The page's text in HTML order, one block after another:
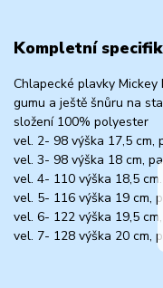
Kompletní
Chlapecké plavky
gumu a ještě šnůru na
složení 100% polyester
vel. 2- 98 výška 17,5 cm,
vel. 3- 98 výška 18 cm,
vel. 4- 110 výška 18,5
vel. 5- 116 výška 19 cm,
vel. 6- 122 výška 19,5
vel. 7- 128 výška 20 cm,